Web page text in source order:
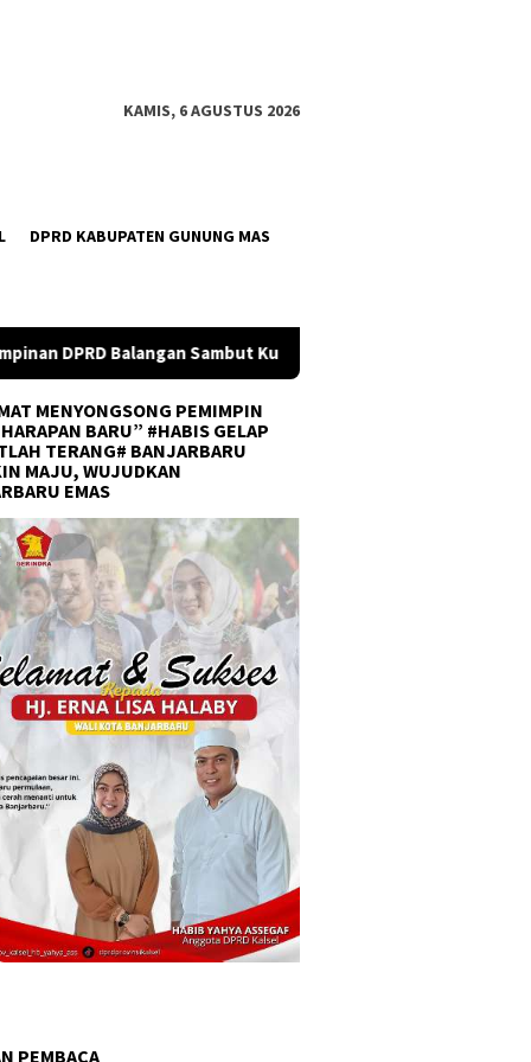
KAMIS, 6 AGUSTUS 2026
DPRD KABUPATEN GUNUNG MAS
Kunjungan Kapolres Baru
MENYONGSONG PEMIMPIN
BARU” #HABIS GELAP
TERANG# BANJARBARU
MAJU, WUJUDKAN
EMAS
PEMBACA